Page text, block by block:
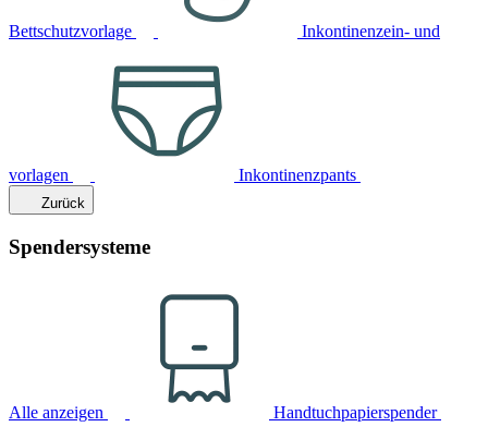
Bettschutzvorlage Inkontinenzein- und
vorlagen Inkontinenzpants
Zurück
Spendersysteme
Alle anzeigen Handtuchpapierspender